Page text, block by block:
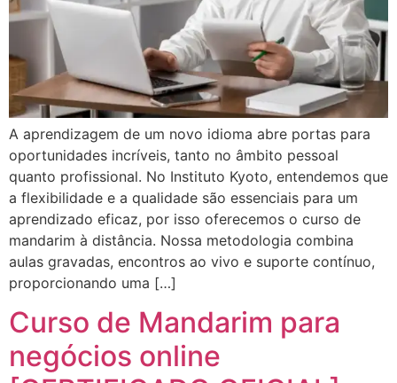
A aprendizagem de um novo idioma abre portas para
oportunidades incríveis, tanto no âmbito pessoal
quanto profissional. No Instituto Kyoto, entendemos que
a flexibilidade e a qualidade são essenciais para um
aprendizado eficaz, por isso oferecemos o curso de
mandarim à distância. Nossa metodologia combina
aulas gravadas, encontros ao vivo e suporte contínuo,
proporcionando uma […]
Curso de Mandarim para
negócios online